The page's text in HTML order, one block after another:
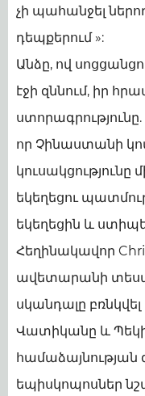
չի պահանջել
դեպքերում »:
Անձը, ով
էջի զննում, իր
ստորագրությունը.
որ Չինաստանի
կուսակցությունը
եկեղեցու
եկեղեցին և
Հեղինակավոր
ավետարանի
սկանդալը
Վատիկանը և
համաձայնության
եպիսկոպոսներ